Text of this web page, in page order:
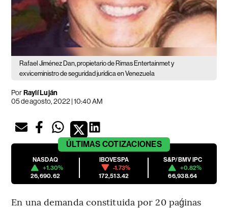
Rafael Jiménez Dan, propietario de Rimas Entertainmet y
exviceministro de seguridad jurídica en Venezuela
PorRaylí Luján
05 de agosto, 2022 | 10:40 AM
ÚLTIMAS COTIZACIONES
NASDAQ
+1.30%
26,690.62
IBOVESPA
-1.73%
172,513.42
S&P/BMV IPC
+0.82%
66,938.64
En una demanda constituida por 20 paǵinas